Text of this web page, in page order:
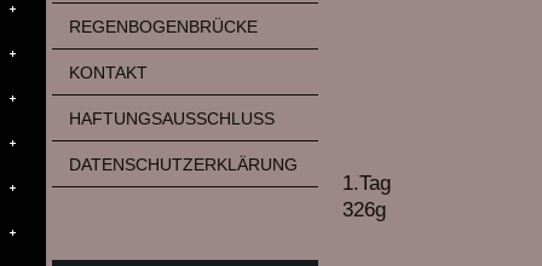
REGENBOGENBRÜCKE
KONTAKT
HAFTUNGSAUSSCHLUSS
DATENSCHUTZERKLÄRUNG
1.Tag
326g